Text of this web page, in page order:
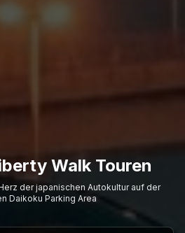
Walk Touren
der japanischen Autokultur auf der
Daikoku Parking Area